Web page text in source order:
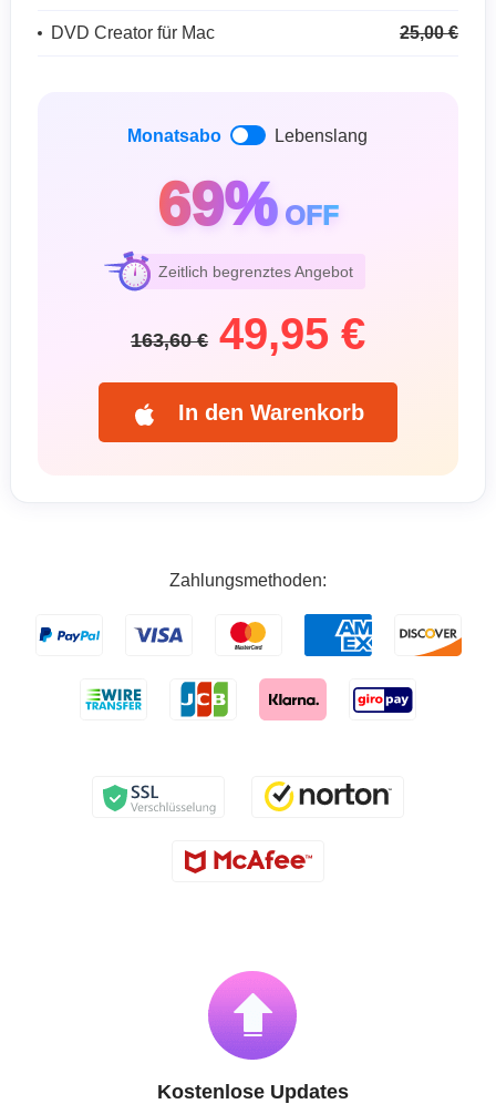
DVD Creator für Mac 25,00 €
Monatsabo Lebenslang
69%OFF
Zeitlich begrenztes Angebot
163,60 € 49,95 €
In den Warenkorb
Zahlungsmethoden:
Kostenlose Updates